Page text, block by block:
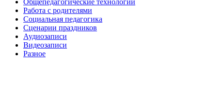
Работа с родителями
Социальная педагогика
Сценарии праздников
Аудиозаписи
Видеозаписи
Разное